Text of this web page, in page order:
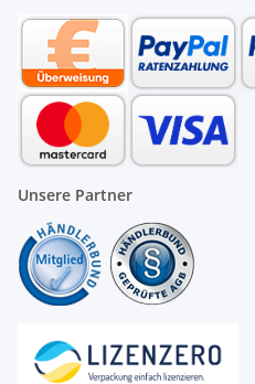
Unsere Partner